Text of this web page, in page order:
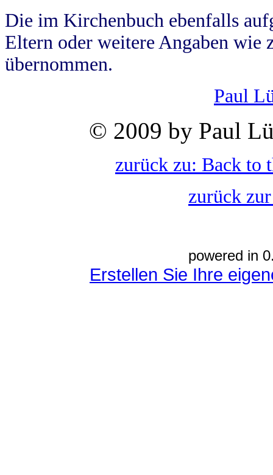
Die im Kirchenbuch ebenfalls
Eltern oder weitere Angaben wie
übernommen.
Paul
© 2009 by Paul
zurück zu: Back to
zurück
powered in
Erstellen Sie Ihre